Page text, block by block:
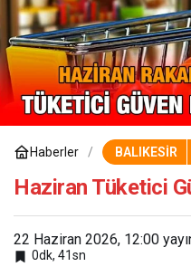
Haberler BALIKESİR
Haziran Tüketici
22 Haziran 2026, 12:00
0dk, 41sn